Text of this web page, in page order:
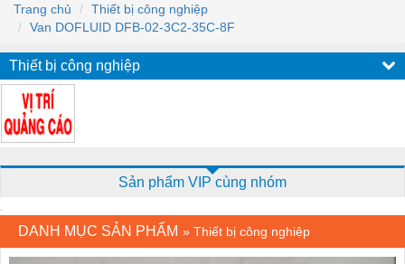
Trang chủ
Thiết bị công nghiệp
Van DOFLUID DFB-02-3C2-35C-8F
Thiết bị công nghiệp
Sản phẩm VIP cùng nhóm
DANH MỤC SẢN PHẨM » Thiết bị công nghiệp